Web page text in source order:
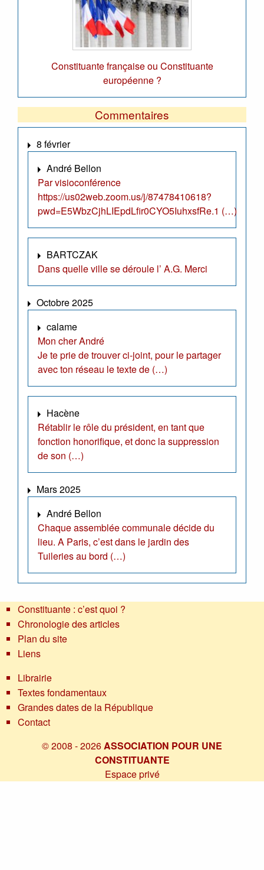
Constituante française ou Constituante
européenne ?
Commentaires
8 février
André Bellon
Par visioconférence
https://us02web.zoom.us/j/87478410618?
pwd=E5WbzCjhLIEpdLfir0CYO5IuhxsfRe.1 (…)
BARTCZAK
Dans quelle ville se déroule l’ A.G. Merci
Octobre 2025
calame
Mon cher André
Je te prie de trouver ci-joint, pour le partager
avec ton réseau le texte de (…)
Hacène
Rétablir le rôle du président, en tant que
fonction honorifique, et donc la suppression
de son (…)
Mars 2025
André Bellon
Chaque assemblée communale décide du
lieu. A Paris, c’est dans le jardin des
Tuileries au bord (…)
Constituante : c’est quoi ?
Chronologie des articles
Plan du site
Liens
Librairie
Textes fondamentaux
Grandes dates de la République
Contact
© 2008 - 2026ASSOCIATION POUR UNE
CONSTITUANTE
Espace privé